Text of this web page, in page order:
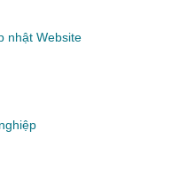
nhật Website